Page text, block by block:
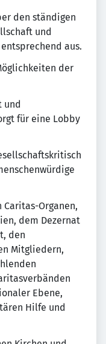
den ständigen
und
aus.
der
und
für eine Lobby
Organen,
dem Dezernat
den
Mitgliedern,
Ebene,
Hilfe und